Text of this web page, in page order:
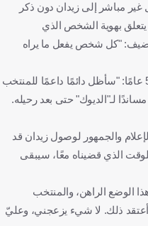
مباشر إلى زيدان دون ذكر
يتعلق بهوية الشخص الذي
"كل شخص يفعل ما يراه
وأكد المدرب الفرنسي، البالغ من العمر 57 عامًا: "سأظل دائمًا داعمًا للمنتخب
لـ"الديوك" حتى بعد رحيله.
والجمهور لوصول زيدان قد
الذي قضيناه معًا، سيبقى
الوضع الراهن، والمنتخب
أعتقد ذلك. لا شيء يزعجني، وعليّ